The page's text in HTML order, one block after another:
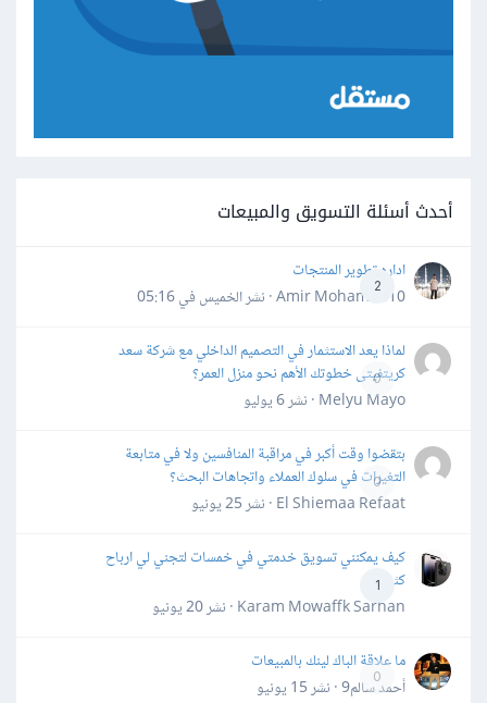
أحدث أسئلة التسويق والمبيعات
2
اداره تطوير المنتجات
Amir Mohamed10 · نشر
الخميس في 05:16
0
لماذا يعد الاستثمار في التصميم الداخلي مع شركة سعد
كريتفيتى خطوتك الأهم نحو منزل العمر؟
Melyu Mayo · نشر
6 يوليو
0
بتقضوا وقت أكبر في مراقبة المنافسين ولا في متابعة
التغيرات في سلوك العملاء واتجاهات البحث؟
El Shiemaa Refaat · نشر
25 يونيو
1
كيف يمكنني تسويق خدمتي في خمسات لتجني لي ارباح
كثيرة
Karam Mowaffk Sarhan · نشر
20 يونيو
0
ما علاقة الباك لينك بالمبيعات
أحمد سالم9 · نشر
15 يونيو